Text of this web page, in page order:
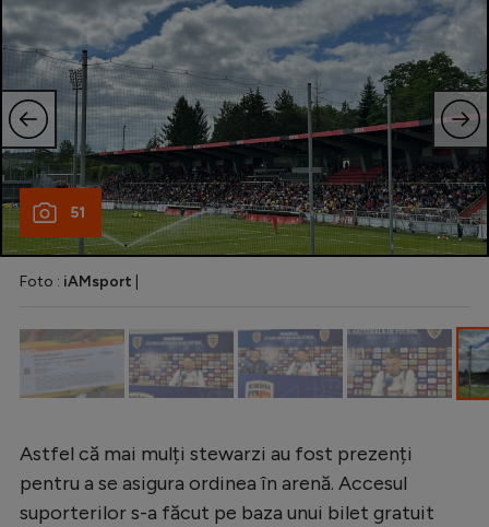
51
Foto : iAMsport
Astfel că mai mulți stewarzi au fost prezenți
pentru a se asigura ordinea în arenă. Accesul
suporterilor s-a făcut pe baza unui bilet gratuit